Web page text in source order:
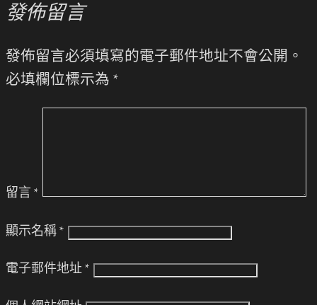
發佈留言
發佈留言必須填寫的電子郵件地址不會公開。
必填欄位標示為 *
留言 *
顯示名稱 *
電子郵件地址 *